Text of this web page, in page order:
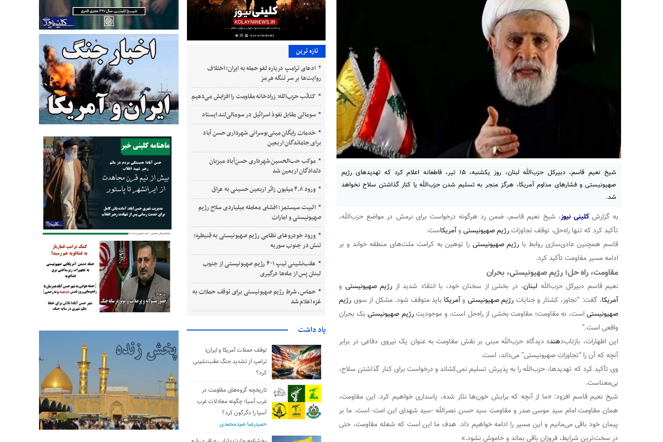
شیخ نعیم قاسم، دبیرکل حزب‌الله لبنان، روز یکشنبه، ۱۵ تیر، قاطعانه اعلام کرد که تهدیدهای رژیم
صهیونیستی و فشارهای مداوم آمریکا، هرگز منجر به تسلیم شدن حزب‌الله یا کنار گذاشتن سلاح نخواهد
شد.
به گزارشکلینی نیوز، شیخ نعیم قاسم، ضمن رد هرگونه درخواست برای نرمش در مواضع حزب‌الله،
تأکید کرد که تنها راه‌حل، توقف تجاوزاترژیم صهیونیستیوآمریکاست.
قاسم همچنین عادی‌سازی روابط با رژیم صهیونیستی را توهین به کرامت ملت‌های منطقه خواند و بر
ادامه مسیر مقاومت تأکید کرد.
مقاومت، راه حل؛ رژیم صهیونیستی، بحران
نعیم قاسم دبیرکل حزب‌الله لبنان، در بخشی از سخنان خود، با انتقاد شدید از رژیم صهیونیستی و
آمریکا، گفت: “تجاوز، کشتار و جنایات رژیم صهیونیستی وآمریکا باید متوقف شود. مشکل از سوی رژیم
صهیونیستیاست، نه مقاومت؛ مقاومت بخشی از راه‌حل است، و موجودیترژیم صهیونیستییک بحران
واقعی است.”
این اظهارات، بازتاب‌دهنده دیدگاه حزب‌الله مبنی بر نقش مقاومت به عنوان یک نیروی دفاعی در برابر
آنچه که آن را “تجاوزات صهیونیستی” می‌داند، است.
وی تأکید کرد که تهدیدها، حزب‌الله را به پذیرش تسلیم نمی‌کشاند و درخواست برای کنار گذاشتن سلاح،
بی‌معناست.
شیخ نعیم قاسم افزود: «ما از آنچه که برایش خون‌ها نثار شده، پاسداری خواهیم کرد. این مقاومت،
همان مقاومت امام سید موسی صدر و مقاومت سید حسن نصرالله -سید شهدای این امت- است. ما بر
پیمان خود باقی می‌مانیم و این مسیر را ادامه خواهیم داد. هدف ما این است که شعله مقاومت، حتی
در سخت‌ترین شرایط، فروزان باقی بماند و خاموش نشود.»
تازه ترین
ادعای ترامپ درباره لغو حمله به ایران؛ اختلاف
روایت‌ها بر سر تنگه هرمز
کتائب حزب‌الله: زرادخانه مقاومت را افزایش می‌دهیم
سومالی مقابل نفوذ اسرائیل در سومالی‌لند ایستاد
خدمات رایگان مینی‌بوسرانی شهرداری حسن‌ آباد
برای جاماندگان اربعین
موکب حب‌الحسین شهرداری حسن‌آباد میزبان
دلدادگان اربعین شد
ورود ۴.۸ میلیون زائر اربعین حسینی به عراق
البیت سیستمز؛ افشای معامله میلیاردی سلاح رژیم
صهیونیستی و امارات
ورود خودروهای نظامی رژیم صهیونیستی به قنیطره؛
تنش در جنوب سوریه
عقب‌نشینی تیپ ۴۰۱ رژیم صهیونیستی از جنوب
لبنان پس از ماه‌ها درگیری
حماس، شرط رژیم صهیونیستی برای توقف حملات به
غزه اعلام شد
یاد داشت
توقف حملات آمریکا و ایران؛
ترامپ از تشدید جنگ عقب‌نشینی
کرد؟
تاریخچه گروه‌های مقاومت در
غرب آسیا؛ چگونه معادلات غرب
آسیا را دگرگون کرد؟
حمیدرضا صیدمحمدی